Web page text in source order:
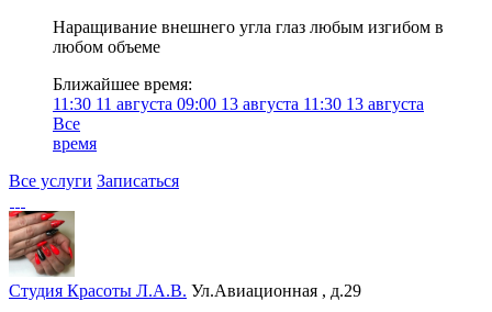
Наращивание внешнего угла глаз любым изгибом в
любом объеме
Ближайшее время:
11:30 11 августа 09:00 13 августа 11:30 13 августа
Все
время
Все услуги Записаться
Студия Красоты Л.А.В. Ул.Авиационная , д.29